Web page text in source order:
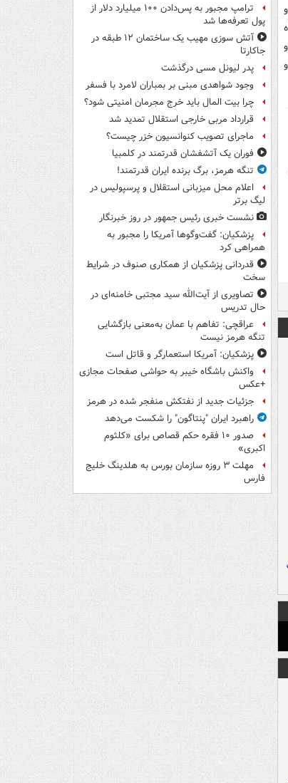
ترامپ مجبور به پس‌دادن ۱۰۰ میلیارد دلار از
پول تعرفه‌ها شد
آتش سوزی مهیب یک ساختمان ۱۲ طبقه در
جاکارتا
پدر لیونل مسی درگذشت
وجود شواهدی مبنی بر بمباران لامرد با فسفر
چرا بیت المال باید خرج مجرمان امنیتی شود؟
قرارداد مربی خارجی استقلال تمدید شد
ماجرای تصویب کنوانسیون خزر چیست؟
فوران یک آتشفشان قدرتمند در کلمبیا
تنگه هرمز، برگ برنده ایران قدرتمند!
اعلام محل میزبانی استقلال و پرسپولیس در
لیگ برتر
نشست خبری رئیس جمهور در روز خبرنگار
پزشکیان: گفت‌وگوها آمریکا را مجبور به
همراهی کرد
قدردانی پزشکیان از همکاری صنوف در شرایط
سخت
تصاویری از آیت‌الله سید مجتبی خامنه‌ای در
حال تدریس
عراقچی: تفاهم با عمان به‌معنی بازگشایی
تنگه هرمز نیست
پزشکیان: آمریکا استعمارگر و قاتل است
واکنش باشگاه خیبر به حواشی صفحات مجازی
+عکس
جزئیات جدید از نفتکش منفجر شده در هرمز
راهبرد ایران "پنتاگون" را شکست می‌دهد
صدور ۱۰ فقره حکم قصاص برای «کلثوم
اکبری»
مهلت ۳ روزه سازمان بورس به هلدینگ خلیج
فارس